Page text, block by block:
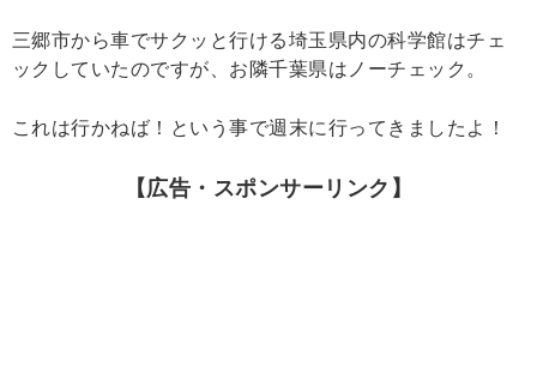
三郷市から車でサクッと行ける埼玉県内の科学館はチェ
ックしていたのですが、お隣千葉県はノーチェック。
これは行かねば！という事で週末に行ってきましたよ！
【広告・スポンサーリンク】